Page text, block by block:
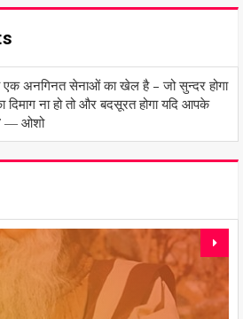
एक अनगिनत सेनाओं का खेल है – जो सुन्दर होगा
ना हो तो और बदसूरत होगा यदि आपके
― ओशो